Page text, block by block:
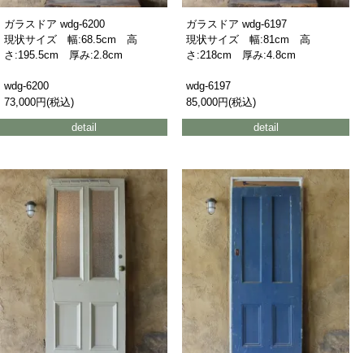
ガラスドア wdg-6200
現状サイズ 幅:68.5cm 高
さ:195.5cm 厚み:2.8cm
wdg-6200
73,000円(税込)
detail
ガラスドア wdg-6197
現状サイズ 幅:81cm 高
さ:218cm 厚み:4.8cm
wdg-6197
85,000円(税込)
detail